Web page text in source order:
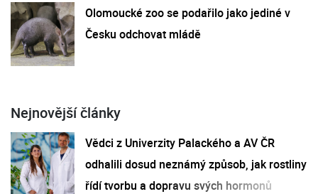
Olomoucké zoo se podařilo jako jediné v
Česku odchovat mládě
Nejnovější články
Vědci z Univerzity Palackého a AV ČR
odhalili dosud neznámý způsob, jak rostliny
řídí tvorbu a dopravu svých hormonů